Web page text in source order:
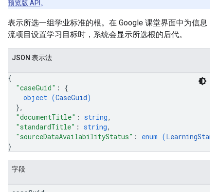
预览版 API 。
表示所选一组学业标准的根。在 Google 课堂界面中为信息
流项目设置学习目标时，系统会显示所选根的后代。
JSON 表示法
{
"caseGuid" : {
object (CaseGuid)
},
"documentTitle" : string,
"standardTitle" : string,
"sourceDataAvailabilityStatus" : enum (
}
字段